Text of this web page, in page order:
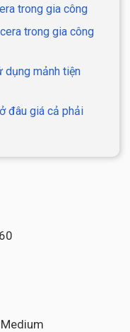
trong gia công
trong gia công
mảnh tiện
đâu giá cả phải